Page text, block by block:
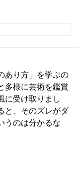
あり方」を学ぶの
多様に芸術を鑑賞
に受け取りまし
と、そのズレがダ
うのは分かるな